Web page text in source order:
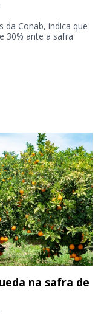
da Conab, indica que
30% ante a safra
na safra de